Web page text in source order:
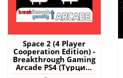
Space 2 (4 Player
Cooperation Edition) -
Breakthrough Gaming
Arcade PS4 (Турция)
купить игру на